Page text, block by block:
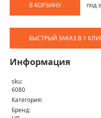
В КОРЗИНУ под
БЫСТРЫЙ ЗАКАЗ В 1
Информация
sku:
6080
Категория:
Бренд: